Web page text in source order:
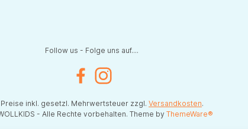
Follow us - Folge uns auf....
FacebookInstagram
inkl. gesetzl. Mehrwertsteuer zzgl. Versandkosten.
- Alle Rechte vorbehalten. Theme by ThemeWare®